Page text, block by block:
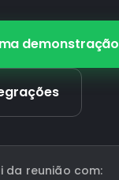
demonstração
da reunião com: